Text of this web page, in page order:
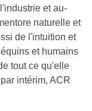
et au-
naturelle et
de l'intuition et
et humains
tout ce qu'elle
intérim, ACR